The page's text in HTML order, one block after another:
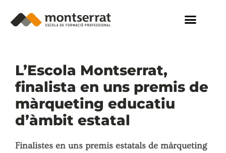
L’Escola Montserrat,
finalista en uns premis de
màrqueting educatiu
d’àmbit estatal
Finalistes en uns premis estatals de màrqueting